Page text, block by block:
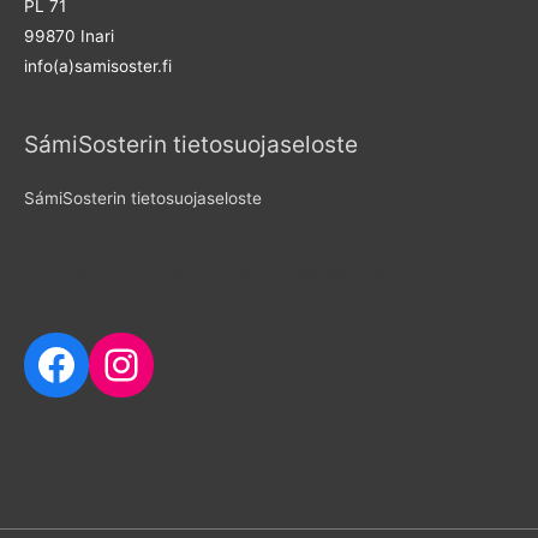
o
PL 71
99870 Inari
info(a)samisoster.fi
SámiSosterin tietosuojaseloste
SámiSosterin tietosuojaseloste
Facebook
Instagram